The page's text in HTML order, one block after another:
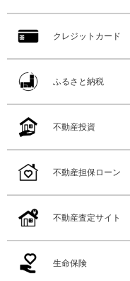
クレジットカード
ふるさと納税
不動産投資
不動産担保ローン
不動産査定サイト
生命保険